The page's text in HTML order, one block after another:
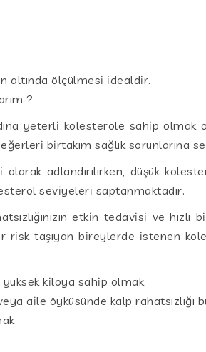
altında ölçülmesi idealdir.
?
yeterli kolesterole sahip olmak
birtakım sağlık sorunlarına
adlandırılırken, düşük
seviyeleri saptanmaktadır.
etkin tedavisi ve hızlı
risk taşıyan bireylerde istenen
kiloya sahip olmak
aile öyküsünde kalp rahatsızlığı